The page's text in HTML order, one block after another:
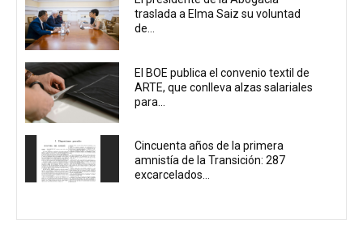
traslada a Elma Saiz su voluntad
de...
El BOE publica el convenio textil de
ARTE, que conlleva alzas salariales
para...
Cincuenta años de la primera
amnistía de la Transición: 287
excarcelados...